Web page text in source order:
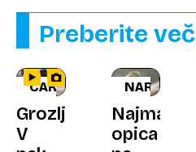
Preberite več
CARIGRAD
Grozljivo:
V
NARAVA
Najmanjša
opica